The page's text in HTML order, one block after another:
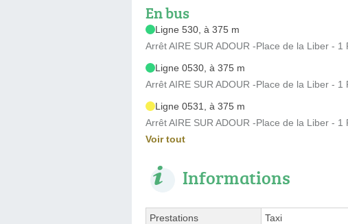
En bus
Ligne 530, à 375 m
Arrêt AIRE SUR ADOUR -Place de la Liber - 1
Ligne 0530, à 375 m
Arrêt AIRE SUR ADOUR -Place de la Liber - 1
Ligne 0531, à 375 m
Arrêt AIRE SUR ADOUR -Place de la Liber - 1
Voir tout
Informations
Prestations
Taxi